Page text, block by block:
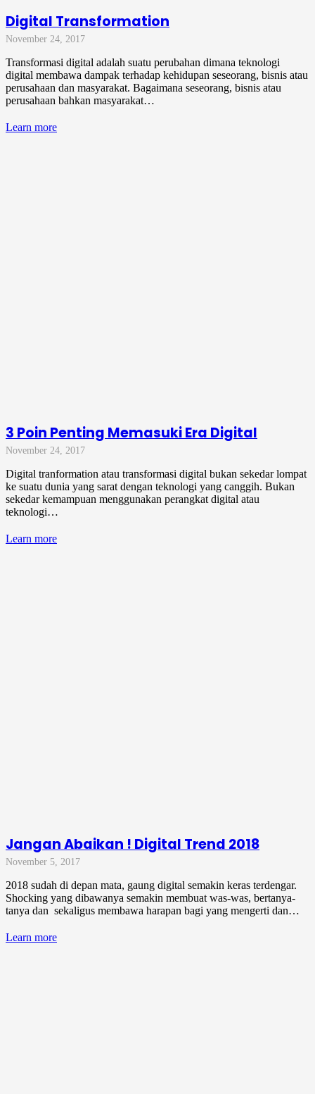
Digital Transformation
November 24, 2017
Transformasi digital adalah suatu perubahan dimana teknologi
digital membawa dampak terhadap kehidupan seseorang, bisnis atau
perusahaan dan masyarakat. Bagaimana seseorang, bisnis atau
perusahaan bahkan masyarakat…
Learn more
3 Poin Penting Memasuki Era Digital
November 24, 2017
Digital tranformation atau transformasi digital bukan sekedar lompat
ke suatu dunia yang sarat dengan teknologi yang canggih. Bukan
sekedar kemampuan menggunakan perangkat digital atau
teknologi…
Learn more
Jangan Abaikan ! Digital Trend 2018
November 5, 2017
2018 sudah di depan mata, gaung digital semakin keras terdengar.
Shocking yang dibawanya semakin membuat was-was, bertanya-
tanya dan sekaligus membawa harapan bagi yang mengerti dan…
Learn more